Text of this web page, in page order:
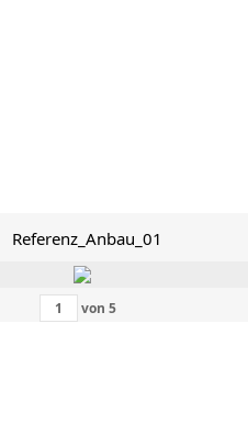
Referenz_Anbau_01
von 5